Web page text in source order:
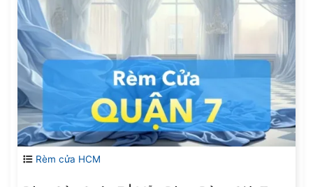
Rèm cửa HCM